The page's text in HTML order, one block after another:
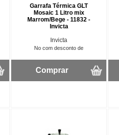
Garrafa Térmica GLT
Mosaic 1 Litro mix
Marrom/Bege - 11832 -
Invicta
Invicta
No com desconto de
Comprar